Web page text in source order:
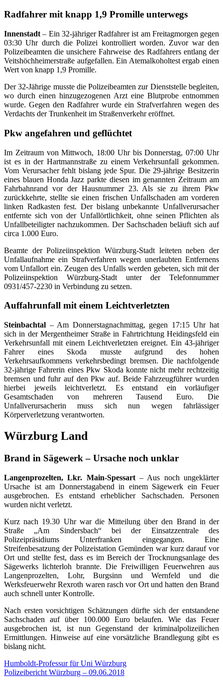
Radfahrer mit knapp 1,9 Promille unterwegs
Innenstadt – Ein 32-jähriger Radfahrer ist am Freitagmorgen gegen
03:30 Uhr durch die Polizei kontrolliert worden. Zuvor war den
Polizeibeamten die unsichere Fahrweise des Radfahrers entlang der
Veitshöchheimerstraße aufgefallen. Ein Atemalkoholtest ergab einen
Wert von knapp 1,9 Promille.
Der 32-Jährige musste die Polizeibeamten zur Dienststelle begleiten,
wo durch einen hinzugezogenen Arzt eine Blutprobe entnommen
wurde. Gegen den Radfahrer wurde ein Strafverfahren wegen des
Verdachts der Trunkenheit im Straßenverkehr eröffnet.
Pkw angefahren und geflüchtet
Im Zeitraum von Mittwoch, 18:00 Uhr bis Donnerstag, 07:00 Uhr
ist es in der Hartmannstraße zu einem Verkehrsunfall gekommen.
Vom Verursacher fehlt bislang jede Spur. Die 29-jährige Besitzerin
eines blauen Honda Jazz parkte diesen im genannten Zeitraum am
Fahrbahnrand vor der Hausnummer 23. Als sie zu ihrem Pkw
zurückkehrte, stellte sie einen frischen Unfallschaden am vorderen
linken Radkasten fest. Der bislang unbekannte Unfallverursacher
entfernte sich von der Unfallörtlichkeit, ohne seinen Pflichten als
Unfallbeteiligter nachzukommen. Der Sachschaden beläuft sich auf
circa 1.000 Euro.
Beamte der Polizeiinspektion Würzburg-Stadt leiteten neben der
Unfallaufnahme ein Strafverfahren wegen unerlaubten Entfernens
vom Unfallort ein. Zeugen des Unfalls werden gebeten, sich mit der
Polizeiinspektion Würzburg-Stadt unter der Telefonnummer
0931/457-2230 in Verbindung zu setzen.
Auffahrunfall mit einem Leichtverletzten
Steinbachtal – Am Donnerstagnachmittag, gegen 17:15 Uhr hat
sich in der Mergentheimer Straße in Fahrtrichtung Heidingsfeld ein
Verkehrsunfall mit einem Leichtverletzten ereignet. Ein 43-jähriger
Fahrer eines Skoda musste aufgrund des hohen
Verkehrsaufkommens verkehrsbedingt bremsen. Die nachfolgende
32-jährige Fahrerin eines Pkw Skoda konnte nicht mehr rechtzeitig
bremsen und fuhr auf den Pkw auf. Beide Fahrzeugführer wurden
hierbei jeweils leichtverletzt. Es entstand ein vorläufiger
Gesamtschaden von mehreren Tausend Euro. Die
Unfallverursacherin muss sich nun wegen fahrlässiger
Körperverletzung verantworten.
Würzburg Land
Brand in Sägewerk – Ursache noch unklar
Langenprozelten, Lkr. Main-Spessart– Aus noch ungeklärter
Ursache ist am Donnerstagabend in einem Sägewerk ein Feuer
ausgebrochen. Es entstand erheblicher Sachschaden. Personen
wurden nicht verletzt.
Kurz nach 19.30 Uhr war die Mitteilung über den Brand in der
Straße „Am Sindersbach“ bei der Einsatzzentrale des
Polizeipräsidiums Unterfranken eingegangen. Eine
Streifenbesatzung der Polizeistation Gemünden war kurz darauf vor
Ort und stellte fest, dass es im Bereich der Trocknungsanlage des
Sägewerks lichterloh brannte. Die Freiwilligen Feuerwehren aus
Langenprozelten, Lohr, Burgsinn und Wernfeld und die
Werksfeuerwehr Rexroth waren rasch vor Ort und hatten den Brand
auch schnell unter Kontrolle.
Nach ersten vorsichtigen Schätzungen dürfte sich der entstandene
Sachschaden auf über 100.000 Euro belaufen. Wie das Feuer
ausgebrochen ist, ist nun Gegenstand der kriminalpolizeilichen
Ermittlungen. Hinweise auf eine vorsätzliche Brandlegung gibt es
bislang nicht.
Beitragsnavigation
Humboldt-Professur für Uni Würzburg
Polizeibericht Würzburg – 09.06.2018